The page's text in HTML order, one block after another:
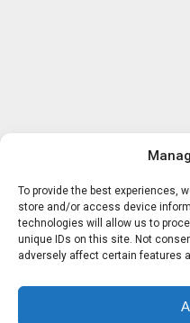
To provide the best experiences,
store and/or access device
technologies will allow us to
unique IDs on this site. Not
adversely affect certain features